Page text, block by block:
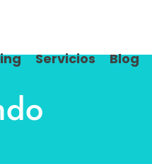
Servicios Blog